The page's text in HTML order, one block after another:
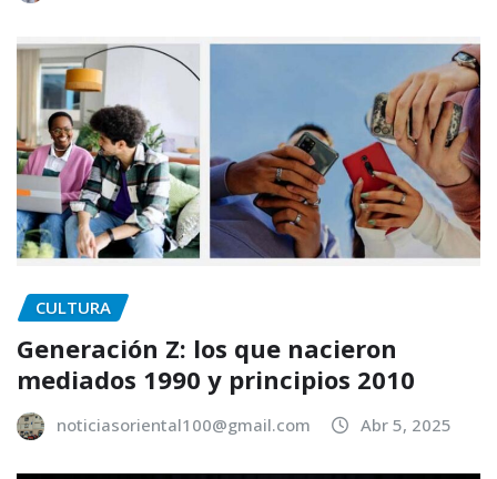
CULTURA
Generación Z: los que nacieron
mediados 1990 y principios 2010
noticiasoriental100@gmail.com Abr 5, 2025